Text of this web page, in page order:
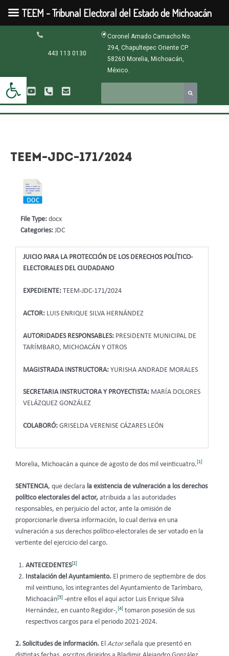
Abrir barra de herramientas
contenido
443 113 0130
Coronel Amado Camacho No.
294, Chapultepec Oriente CP.
58260 Morelia, Michoacán,
México.
TEEM-JDC-171/2024
JUICIO PARA LA PROTECCIÓN DE LOS DERECHOS POLÍTICO-
ELECTORALES DEL CIUDADANO
EXPEDIENTE:TEEM-JDC-171/2024
ACTOR: LUIS ENRIQUE SILVA HERNÁNDEZ
AUTORIDADES RESPONSABLES: PRESIDENTE MUNICIPAL DE
TARÍMBARO, MICHOACÁN Y OTROS
MAGISTRADA INSTRUCTORA:YURISHA ANDRADE MORALES
SECRETARIA INSTRUCTORA Y PROYECTISTA:MARÍA DOLORES
VELÁZQUEZ GONZÁLEZ
COLABORÓ: GRISELDA VERENISE CÁZARES LEÓN
Morelia, Michoacán a quince de agosto de dos mil veinticuatro. [1]
SENTENCIA, que declara la existencia de vulneración a los derechos
político electorales del actor, atribuida a las autoridades
responsables, en perjuicio del actor, ante la omisión de
proporcionarle diversa información, lo cual deriva en una
vulneración a sus derechos político-electorales de ser votado en la
vertiente del ejercicio del cargo.
ANTECEDENTES[2]
Instalación del Ayuntamiento. El primero de septiembre de dos
mil veintiuno, los integrantes del Ayuntamiento de Tarímbaro,
Michoacán[3] -entre ellos el aquí actor Luis Enrique Silva
Hernández, en cuanto Regidor-,[4] tomaron posesión de sus
respectivos cargos para el periodo 2021-2024.
2. Solicitudes de información. El Actorseñala que presentó en
File Type: docx
Categories: JDC
TEEM - Tribunal Electoral del Estado de Michoacán